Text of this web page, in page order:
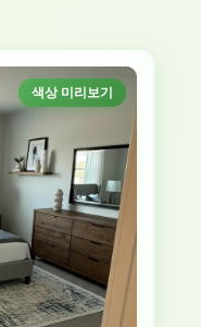
색상 미리보기